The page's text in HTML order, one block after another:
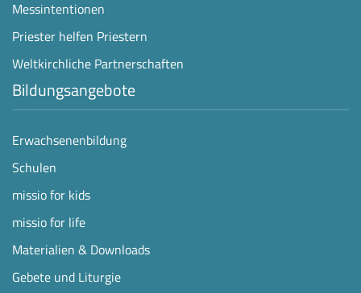
Messintentionen
Priester helfen Priestern
Weltkirchliche Partnerschaften
Bildungsangebote
Erwachsenenbildung
Schulen
missio for kids
missio for life
Materialien & Downloads
Gebete und Liturgie